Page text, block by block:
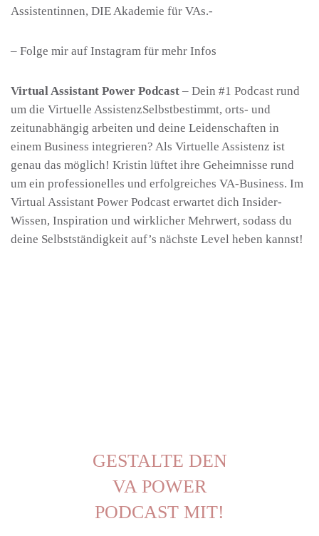
Assistentinnen, DIE Akademie für VAs.-
– Folge mir auf Instagram für mehr Infos
Virtual Assistant Power Podcast – Dein #1 Podcast rund
um die Virtuelle AssistenzSelbstbestimmt, orts- und
zeitunabhängig arbeiten und deine Leidenschaften in
einem Business integrieren? Als Virtuelle Assistenz ist
genau das möglich! Kristin lüftet ihre Geheimnisse rund
um ein professionelles und erfolgreiches VA-Business. Im
Virtual Assistant Power Podcast erwartet dich Insider-
Wissen, Inspiration und wirklicher Mehrwert, sodass du
deine Selbstständigkeit auf’s nächste Level heben kannst!
GESTALTE DEN
VA POWER
PODCAST MIT!